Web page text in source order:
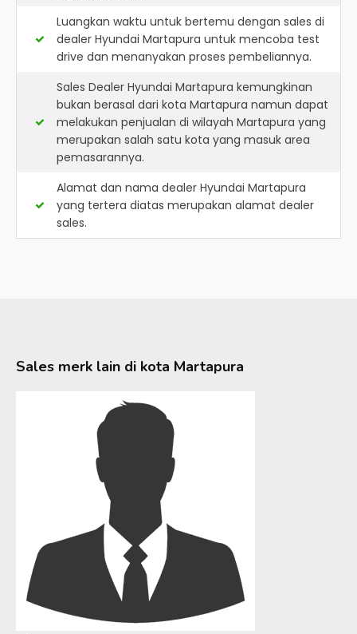
Luangkan waktu untuk bertemu dengan sales di
dealer Hyundai Martapura untuk mencoba test
drive dan menanyakan proses pembeliannya.
Sales Dealer Hyundai Martapura kemungkinan
bukan berasal dari kota Martapura namun dapat
melakukan penjualan di wilayah Martapura yang
merupakan salah satu kota yang masuk area
pemasarannya.
Alamat dan nama dealer Hyundai Martapura
yang tertera diatas merupakan alamat dealer
sales.
Sales merk lain di kota Martapura